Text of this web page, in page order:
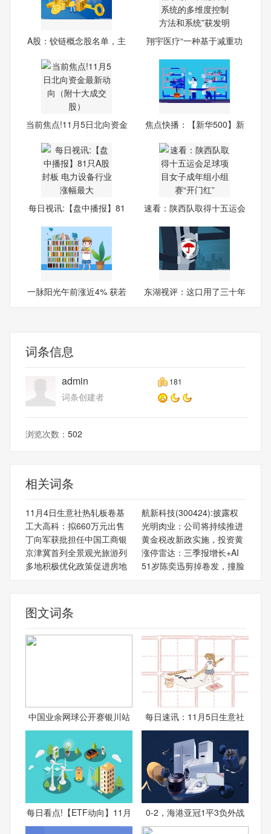
A股：铰链概念股名单，主
翔宇医疗“一种基于减重功
当前焦点!11月5日北向资金
焦点快播：【新华500】新
每日视讯:【盘中播报】81
速看：陕西队取得十五运会
一脉阳光午前涨近4% 获若
东湖视评：这口用了三十年
词条信息
admin 181
词条创建者
浏览次数： 502
相关词条
11月4日生意社热轧板卷基
航新科技(300424):披露权
工大高科：拟660万元出售
光明肉业：公司将持续推进
丁向军获批担任中国工商银
黄金税改新政实施，投资黄
京津冀首列全景观光旅游列
涨停雷达：三季报增长+AI
多地积极优化政策促进房地
51岁陈奕迅剪掉卷发，撞脸
图文词条
中国业余网球公开赛银川站 每日速讯：11月5日生意社
每日看点!【ETF动向】11月 0-2，海港亚冠1平3负外战